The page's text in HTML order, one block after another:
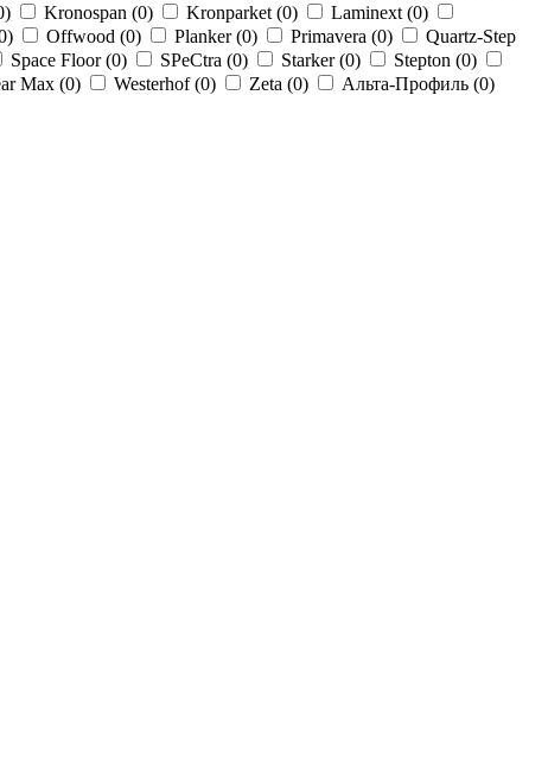
) Kronospan (0) Kronparket (0) Laminext (0)
) Offwood (0) Planker (0) Primavera (0)
Quartz-Step
Space Floor (0) SPeCtra (0) Starker (0) Stepton (0)
Max (0) Westerhof (0) Zeta (0) Альта-Профиль (0)